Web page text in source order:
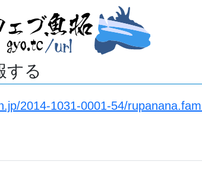
する
2014-1031-0001-54/